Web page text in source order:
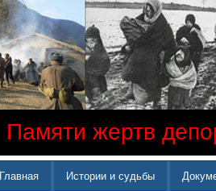
Памяти жертв
Главная Истории и судьбы